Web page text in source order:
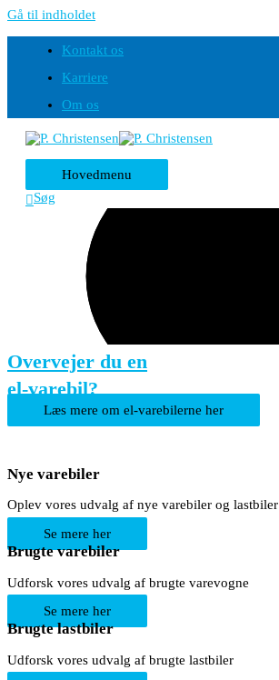
Gå til indholdet
Kontakt os
Karriere
Om os
Hovedmenu
Søg
Overvejer du en
el-varebil?
Læs mere om el-varebilerne her
Nye varebiler
Oplev vores udvalg af nye varebiler og lastbiler
Se mere her
Brugte varebiler
Udforsk vores udvalg af brugte varevogne
Se mere her
Brugte lastbiler
Udforsk vores udvalg af brugte lastbiler